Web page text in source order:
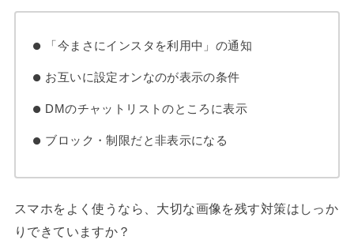
「今まさにインスタを利用中」の通知
お互いに設定オンなのが表示の条件
DMのチャットリストのところに表示
ブロック・制限だと非表示になる
スマホをよく使うなら、大切な画像を残す対策はしっか
りできていますか？